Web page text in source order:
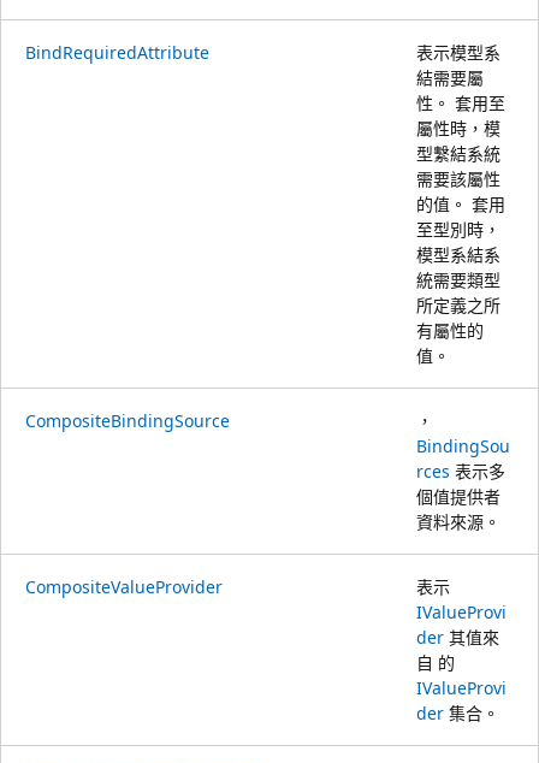
BindRequiredAttribute
表示模型系
結需要屬
性。 套用至
屬性時，模
型繫結系統
需要該屬性
的值。 套用
至型別時，
模型系結系
統需要類型
所定義之所
有屬性的
值。
CompositeBindingSource
，
BindingSou
rces 表示多
個值提供者
資料來源。
CompositeValueProvider
表示
IValueProvi
der 其值來
自 的
IValueProvi
der 集合。